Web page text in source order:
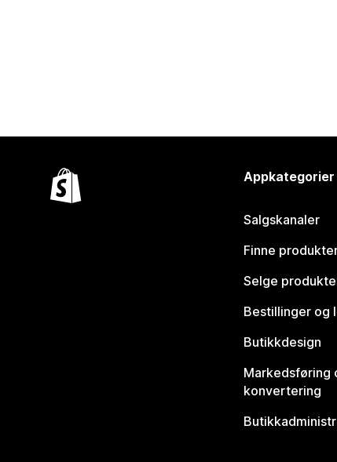
Appkategorier
Salgskanaler
Finne
Selge
Bestillinger og
Butikkdesign
Markedsføring
konvertering